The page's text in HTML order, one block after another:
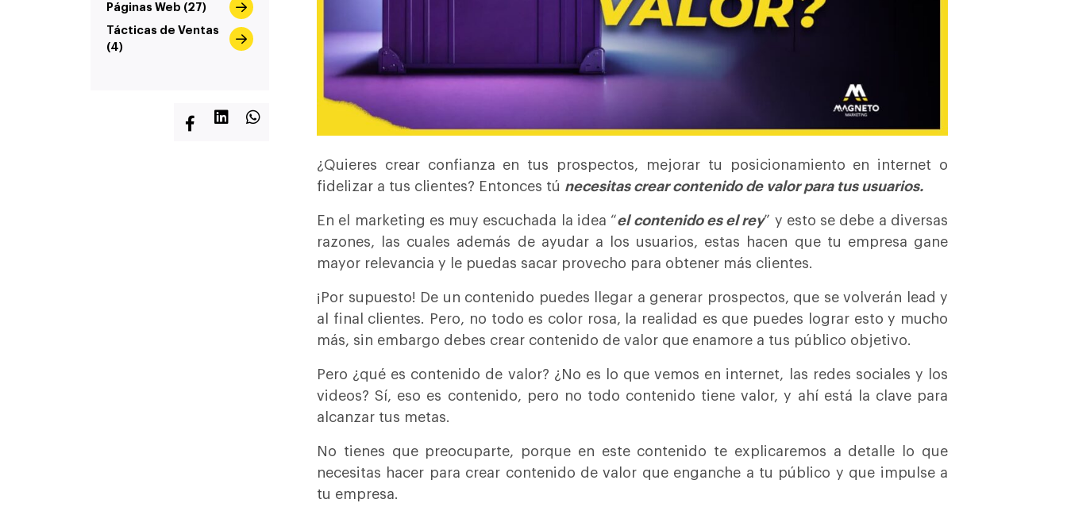
Páginas Web (27)
Tácticas de Ventas
(4)
¿Quieres crear confianza en tus prospectos, mejorar tu posicionamiento en internet o
fidelizar a tus clientes? Entonces tú necesitas crear contenido de valor para tus usuarios.
En el marketing es muy escuchada la idea “el contenido es el rey” y esto se debe a diversas
razones, las cuales además de ayudar a los usuarios, estas hacen que tu empresa gane
mayor relevancia y le puedas sacar provecho para obtener más clientes.
¡Por supuesto! De un contenido puedes llegar a generar prospectos, que se volverán lead y
al final clientes. Pero, no todo es color rosa, la realidad es que puedes lograr esto y mucho
más, sin embargo debes crear contenido de valor que enamore a tus público objetivo.
Pero ¿qué es contenido de valor? ¿No es lo que vemos en internet, las redes sociales y los
videos? Sí, eso es contenido, pero no todo contenido tiene valor, y ahí está la clave para
alcanzar tus metas.
No tienes que preocuparte, porque en este contenido te explicaremos a detalle lo que
necesitas hacer para crear contenido de valor que enganche a tu público y que impulse a
tu empresa.